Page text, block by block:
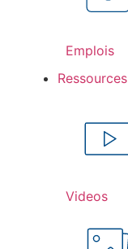
Emplois
Ressources
Videos